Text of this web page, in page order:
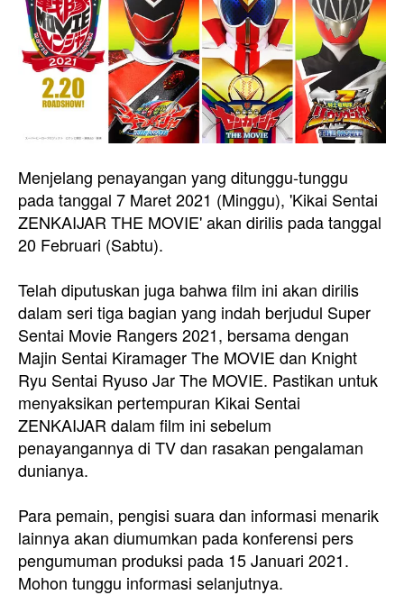
Menjelang penayangan yang ditunggu-tunggu
pada tanggal 7 Maret 2021 (Minggu), 'Kikai Sentai
ZENKAIJAR THE MOVIE' akan dirilis pada tanggal
20 Februari (Sabtu).
Telah diputuskan juga bahwa film ini akan dirilis
dalam seri tiga bagian yang indah berjudul Super
Sentai Movie Rangers 2021, bersama dengan
Majin Sentai Kiramager The MOVIE dan Knight
Ryu Sentai Ryuso Jar The MOVIE. Pastikan untuk
menyaksikan pertempuran Kikai Sentai
ZENKAIJAR dalam film ini sebelum
penayangannya di TV dan rasakan pengalaman
dunianya.
Para pemain, pengisi suara dan informasi menarik
lainnya akan diumumkan pada konferensi pers
pengumuman produksi pada 15 Januari 2021.
Mohon tunggu informasi selanjutnya.